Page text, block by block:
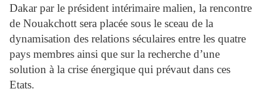
Dakar par le président intérimaire malien, la rencontre
de Nouakchott sera placée sous le sceau de la
dynamisation des relations séculaires entre les quatre
pays membres ainsi que sur la recherche d’une
solution à la crise énergique qui prévaut dans ces
Etats.